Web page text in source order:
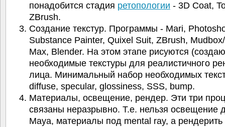
понадобится стадия ретопологии - 3D Coat,
ZBrush.
Создание текстур. Программы - Mari,
Substance Painter, Quixel Suit, ZBrush,
Max, Blender. На этом этапе рисуются
необходимые текстуры для реалистичного
лица. Минимальный набор необходимых
diffuse, specular, glossiness, SSS, bump.
Материалы, освещение, рендер. Эти три
связаны неразрывно. Т.е. нельзя освещение
Maya, материалы под mental ray, а